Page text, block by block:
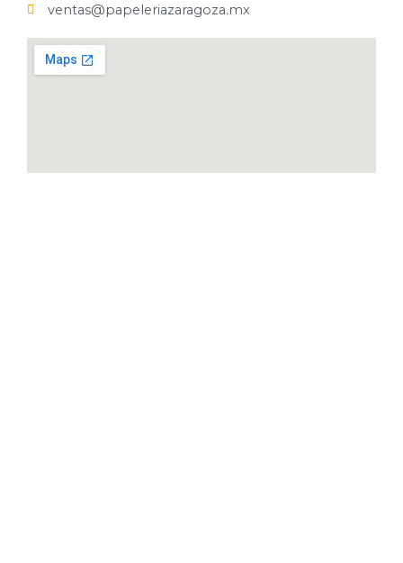
ventas@papeleriazaragoza.mx